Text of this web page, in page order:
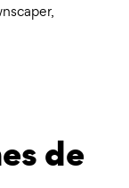
,
de